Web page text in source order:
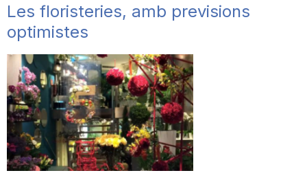
Les floristeries, amb previsions
optimistes